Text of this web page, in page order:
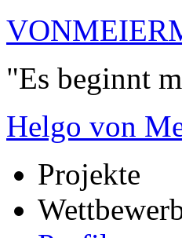
"Es beginnt
Helgo von
Projekte